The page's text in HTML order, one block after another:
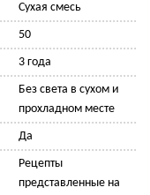
Сухая смесь
50
3 года
Без света в сухом и
прохладном месте
Да
Рецепты
представленные на